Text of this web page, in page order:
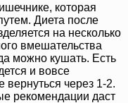
которая
Диета после
на несколько
вмешательства
можно кушать. Есть
и вовсе
вернуться через 1-2.
рекомендации даст